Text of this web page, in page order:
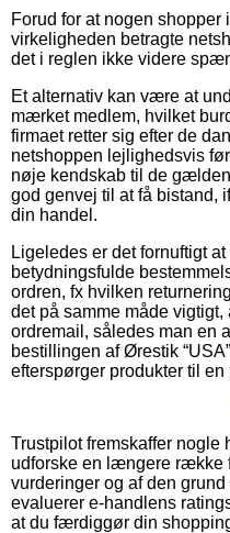
Forud for at nogen
virkeligheden betragte
det i reglen ikke videre
Et alternativ kan være at
mærket medlem, hvilket
firmaet retter sig efter de
netshoppen lejlighedsvis
nøje kendskab til de
god genvej til at få bistand,
din handel.
Ligeledes er det fornuftigt
betydningsfulde
ordren, fx hvilken
det på samme måde
ordremail, således man en
bestillingen af Ørestik
efterspørger produkter til
Trustpilot fremskaffer
udforske en længere række
vurderinger og af den
evaluerer e-handlens
at du færdiggør din